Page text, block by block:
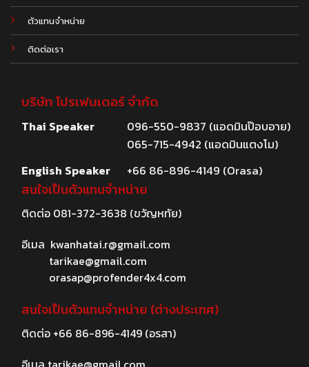
ตัวแทนจำหน่าย
ติดต่อเรา
บริษัท โปรเฟนเดอร์ จำกัด
Thai Speaker
096-550-9837 (แอดมินป๊อบอาย)
065-715-4942 (แอดมินแตงโม)
English Speaker
+66 86-896-4149 (Orasa)
สนใจเป็นตัวแทนจำหน่าย
ติดต่อ 081-372-3638 (ขวัญหทัย)
อีเมล kwanhatai.r@gmail.com
tarikae@gmail.com
orasap@profender4x4.com
สนใจเป็นตัวแทนจำหน่าย (ต่างประเทศ)
ติดต่อ +66 86-896-4149(อรสา)